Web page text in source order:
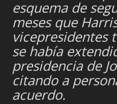
esquema de
meses que
vicepresidentes
se había
presidencia de
citando a
acuerdo.